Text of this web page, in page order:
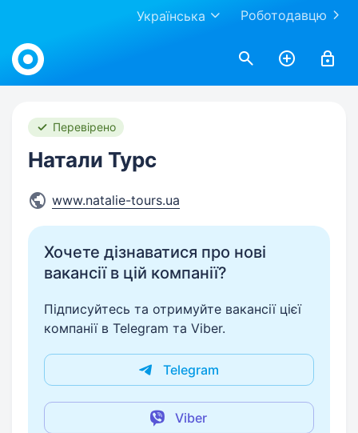
Роботодавцю
Українська
Work.ua
Перевірено
Натали Турс
www.natalie-tours.ua
Хочете дізнаватися про нові
вакансії в цій компанії?
Підписуйтесь та отримуйте вакансії цієї
компанії в Telegram та Viber.
Telegram
Viber